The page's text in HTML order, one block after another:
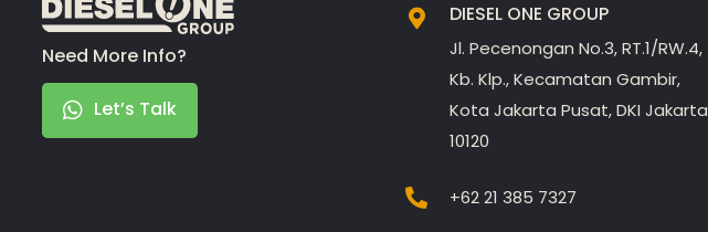
Need More Info?
Let’s Talk
DIESEL ONE GROUP
Jl. Pecenongan No.3, RT.1/RW.4,
Kb. Klp., Kecamatan Gambir,
Kota Jakarta Pusat, DKI Jakarta
10120
+62 21 385 7327